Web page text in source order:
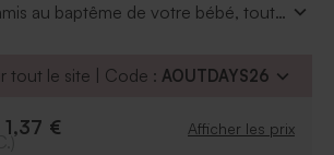
au baptême de votre bébé, tout
bords arrondis vous fera craquer !
tout le site | Code : AOUTDAYS26
1,37 € Afficher les prix